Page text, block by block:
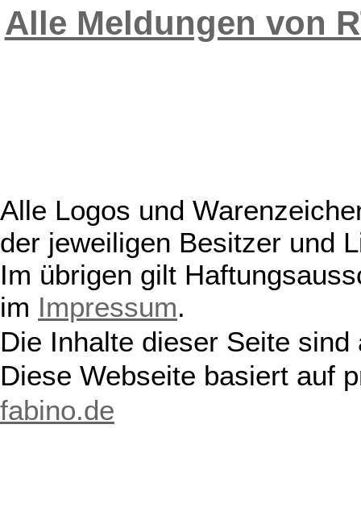
Alle Meldungen von
Alle Logos und
der jeweiligen Besitzer und
Im übrigen gilt
im Impressum.
Die Inhalte dieser Seite
Diese Webseite basiert auf
fabino.de